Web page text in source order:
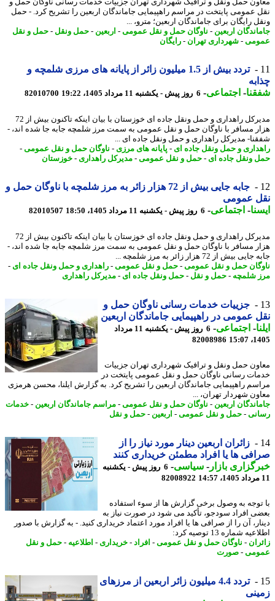
عمومی پایتخت در مراسم راهپیمایی جاماندگان اربعین را تشریح کرد. - حمل
رایگان برای جاماندگان اربعین؛ مترو، ...
اربعین -ناوگان حمل و نقل عمومی-اربعین -حمل ونقل-حمل و نقل
-شهرداری تهران- رایگان
تردد بیش از 1.5 میلیون زائر از پایانه های مرزی شلمچه و
-اجتماعی-6 روز پیش - یکشنبه 11 مرداد 1405، 19:22 82010700
مدیرکل راهداری و حمل ونقل جاده ای خوزستان با بیان اینکه تاکنون بیش از 72
مسافر با ناوگان حمل و نقل عمومی به سمت مرز شلمچه جابه جا شده اند، -
مدیرکل راهداری و حمل ونقل جاده ای ...
و حمل ونقل جاده ای- پایانه های مرزی- ناوگان حمل و نقل عمومی-
ونقل جاده ای- حمل و نقل عمومی-مدیرکل راهداری- خوزستان
جابه جایی بیش از 72 هزار زائر به مرز شلمچه با ناوگان حمل و
عمومی
-اجتماعی-6 روز پیش - یکشنبه 11 مرداد 1405، 18:50 82010507
مدیرکل راهداری و حمل ونقل جاده ای خوزستان با بیان اینکه تاکنون بیش از 72
مسافر با ناوگان حمل و نقل عمومی به سمت مرز شلمچه جابه جا شده اند، -
بیش از 72 هزار زائر به مرز شلمچه ...
حمل و نقل عمومی-حمل و نقل عمومی-راهداری و حمل ونقل جاده ای-
شلمچه-حمل و نقل -حمل ونقل جاده ای- مدیرکل راهداری
جزییات خدمات رسانی ناوگان حمل و
عمومی در راهپیمایی جاماندگان اربعین
-اجتماعی-
6 روز پیش - یکشنبه 11 مرداد
82008986
حمل ونقل و ترافیک شهرداری تهران جزییات
رسانی ناوگان حمل و نقل عمومی پایتخت در
راهپیمایی جاماندگان اربعین را تشریح کرد. به گزارش ایلنا، محسن هرمزی
شهردار تهران، ...
اربعین -ناوگان حمل و نقل عمومی-مراسم جاماندگان اربعین -خدمات
-حمل و نقل عمومی-اربعین -حمل و نقل
زائران اربعین دینار مورد نیاز را از
ها یا افراد مطمئن خریداری کنند
بازار- سیاسی-
6 روز پیش - یکشنبه
82008922
به وصول برخی گزارش ها از سوء استفاده
افراد سودجو، تأکید می شود در صورت نیاز به
آن را از صرافی ها یا افراد مورد اعتماد خریداری کنید. - به گزارش با صدور
شماره 13 توصیه کرد:
- ناوگان حمل و نقل عمومی-افراد - خریداری- اطلاعیه-حمل و نقل
-صورت
تردد 4.4 میلیون زائر اربعین از مرزهای